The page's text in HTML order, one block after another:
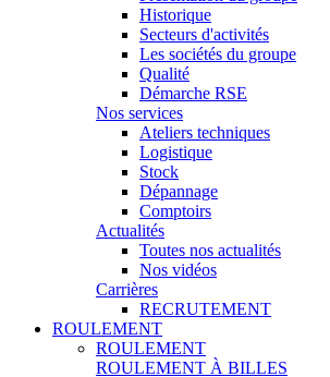
Historique
Secteurs d'activités
Les sociétés du groupe
Qualité
Démarche RSE
Nos services
Ateliers techniques
Logistique
Stock
Dépannage
Comptoirs
Actualités
Toutes nos actualités
Nos vidéos
Carrières
RECRUTEMENT
ROULEMENT
ROULEMENT
ROULEMENT À BILLES